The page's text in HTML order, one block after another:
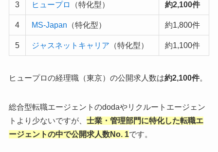
3 ヒュープロ （特化型） 約2,100件
4 MS-Japan （特化型） 約1,800件
5 ジャスネットキャリア （特化型） 約1,100件
ヒュープロの経理職（東京）の公開求人数は約2,100件。
総合型転職エージェントのdodaやリクルートエージェン
トより少ないですが、 士業・管理部門に特化した転職エ
ージェントの中で公開求人数No. 1です。